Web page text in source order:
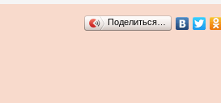
Поделиться…